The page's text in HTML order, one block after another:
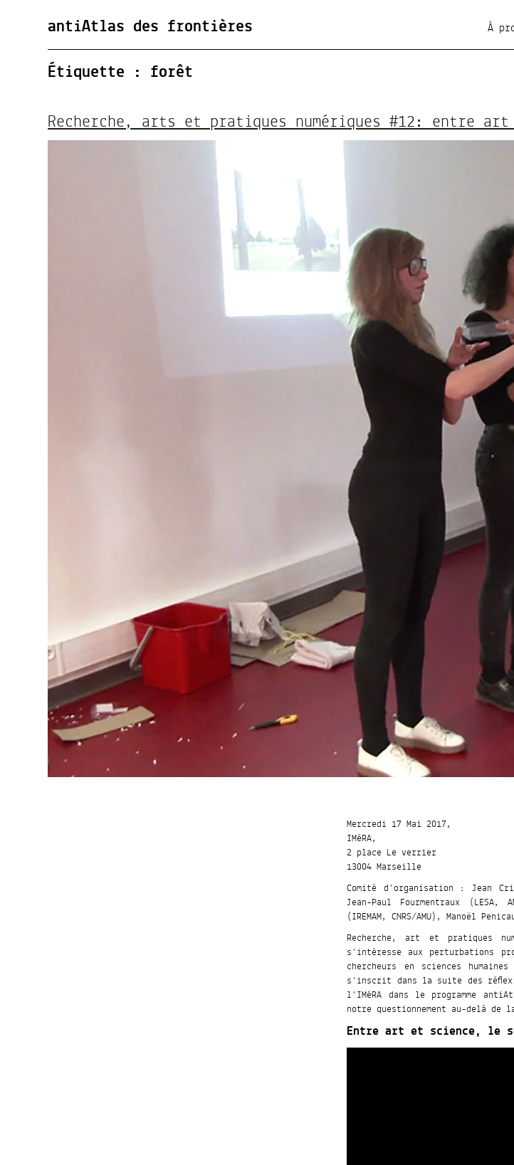
antiAtlas des frontières À
Étiquette : forêt
Recherche, arts et pratiques numériques #12: entre
Mercredi 17 Mai 2017,
IMéRA,
2 place Le verrier
13004 Marseille
Comité d’organisation : Jean
Jean-Paul Fourmentraux
(IREMAM, CNRS/AMU), Manoël
Recherche, art et pratiques
s’intéresse aux perturbations
chercheurs en sciences
s’inscrit dans la suite des
l’IMéRA dans le programme
notre questionnement au-delà
Entre art et science, le